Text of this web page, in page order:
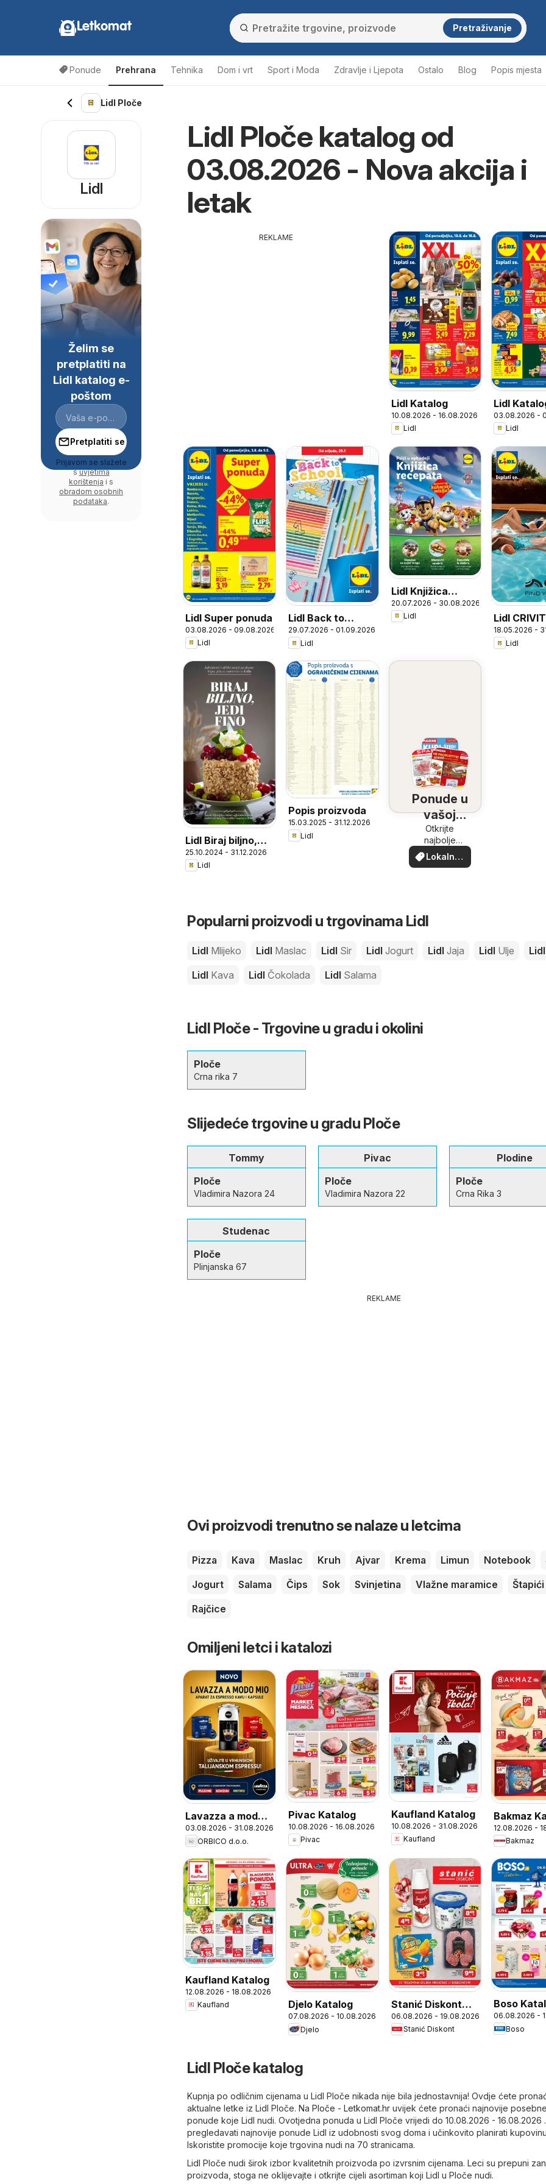
Letkomat Pretraživanje
Ponude Prehrana Tehnika Dom i vrt Sport i Moda Zdravlje i Ljepota Ostalo Blog Popis mjesta
Lidl Ploče
Lidl Ploče katalog od
03.08.2026 - Nova akcija i
letak
REKLAME
Lidl Katalog
10.08.2026 - 16.08.2026
Lidl
Lidl
03.08.2026 -
Lidl
Lidl Super ponuda
03.08.2026 - 09.08.2026
Lidl
Lidl Back to
school uz Lidlovu
ponudu
29.07.2026 - 01.09.2026
Lidl
Lidl Knjižica
recepata Psići u
ophodnji
20.07.2026 - 30.08.2026
Lidl
Lidl
your move
18.05.2026 -
Lidl
Lidl Biraj biljno,
jedi fino
25.10.2024 - 31.12.2026
Lidl
Popis proizvoda
15.03.2025 - 31.12.2026
Lidl
Ponude u
vašoj
blizini
Otkrijte
najbolje
ponude u
vašoj blizini
Lokalne
ponude
Popularni proizvodi u trgovinama Lidl
Lidl Mlijeko Lidl Maslac Lidl Sir Lidl Jogurt Lidl Jaja Lidl Ulje
Lidl Kava Lidl Čokolada Lidl Salama
Lidl Ploče - Trgovine u gradu i okolini
Ploče
Crna rika 7
Slijedeće trgovine u gradu Ploče
Tommy
Ploče
Vladimira Nazora 24
Pivac
Ploče
Vladimira Nazora 22
Plodine
Ploče
Crna Rika 3
Studenac
Ploče
Plinjanska 67
REKLAME
Ovi proizvodi trenutno se nalaze u letcima
Pizza Kava Maslac Kruh Ajvar Krema Limun Notebook
Jogurt
Salama Čips Sok Svinjetina Vlažne maramice
Štapići
Rajčice
Omiljeni letci i katalozi
Lavazza a modo
mio
03.08.2026 - 31.08.2026
ORBICO d.o.o.
Pivac Katalog
10.08.2026 - 16.08.2026
Pivac
Kaufland Katalog
10.08.2026 - 31.08.2026
Kaufland
Bakmaz
12.08.2026 -
Bakmaz
Kaufland Katalog
12.08.2026 - 18.08.2026
Kaufland
Djelo Katalog
07.08.2026 - 10.08.2026
Djelo
Stanić Diskont
Katalog
06.08.2026 - 19.08.2026
Stanić Diskont
Boso
06.08.2026 -
Boso
Lidl Ploče katalog
Kupnja po odličnim cijenama u Lidl Ploče nikada nije bila jednostavnija! Ovdje ćete
aktualne letke iz Lidl Ploče. Na Ploče - Letkomat.hr uvijek ćete pronaći najnovije
ponude koje Lidl nudi. Ovotjedna ponuda u Lidl Ploče vrijedi do 10.08.2026 - 16.08.2026
pregledavati najnovije ponude Lidl iz udobnosti svog doma i učinkovito planirati
Iskoristite promocije koje trgovina nudi na 70 stranicama.
Lidl Ploče nudi širok izbor kvalitetnih proizvoda po izvrsnim cijenama. Leci su prepuni
proizvoda, stoga ne oklijevajte i otkrijte cijeli asortiman koji Lidl u Ploče nudi.
Lidl
Želim se
pretplatiti na
Lidl katalog e-
poštom
Pretplatiti se
Prijavom se slažete
suvjetima
korištenja i s
obradom osobnih
podataka.